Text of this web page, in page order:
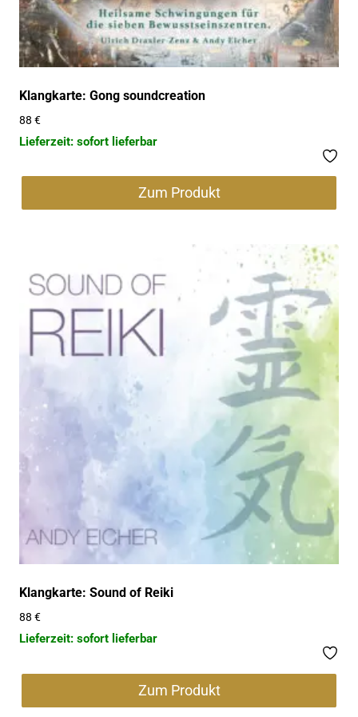
Klangkarte: Gong soundcreation
88 €
Lieferzeit: sofort lieferbar
Zum Produkt
Klangkarte: Sound of Reiki
88 €
Lieferzeit: sofort lieferbar
Zum Produkt